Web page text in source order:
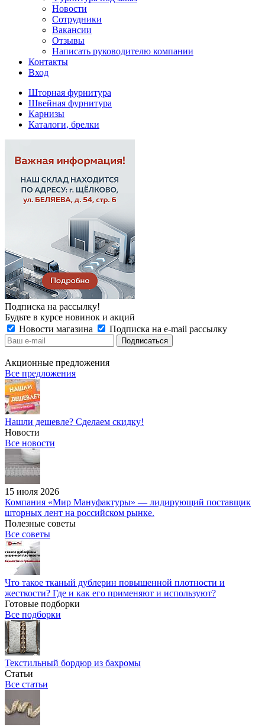
Новости
Сотрудники
Вакансии
Отзывы
Написать руководителю компании
Контакты
Вход
Шторная фурнитура
Швейная фурнитура
Карнизы
Каталоги, брелки
Подписка на рассылку!
Будьте в курсе новинок и акций
Новости магазина
Подписка на e-mail рассылку
Акционные предложения
Все предложения
Нашли дешевле? Сделаем скидку!
Новости
Все новости
15 июля 2026
Компания «Мир Мануфактуры» — лидирующий поставщик
шторных лент на российском рынке.
Полезные советы
Все советы
Что такое тканый дублерин повышенной плотности и
жесткости? Где и как его применяют и используют?
Готовые подборки
Все подборки
Текстильный бордюр из бахромы
Статьи
Все статьи